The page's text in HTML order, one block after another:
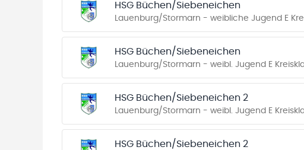
HSG Büchen/Siebeneichen
Lauenburg/Stormarn - weibliche Jugend E
HSG Büchen/Siebeneichen
Lauenburg/Stormarn - weibl. Jugend E
HSG Büchen/Siebeneichen 2
Lauenburg/Stormarn - weibl. Jugend E
HSG Büchen/Siebeneichen 2